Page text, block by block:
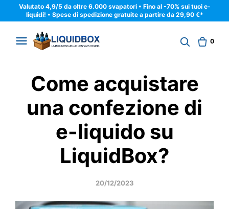
Valutato 4,9/5 da oltre 6.000 svapatori • Fino al -70% sui tuoi e-
liquidi! • Spese di spedizione gratuite a partire da 29,90 €*
0
Come acquistare
una confezione di
e-liquido su
LiquidBox?
20/12/2023